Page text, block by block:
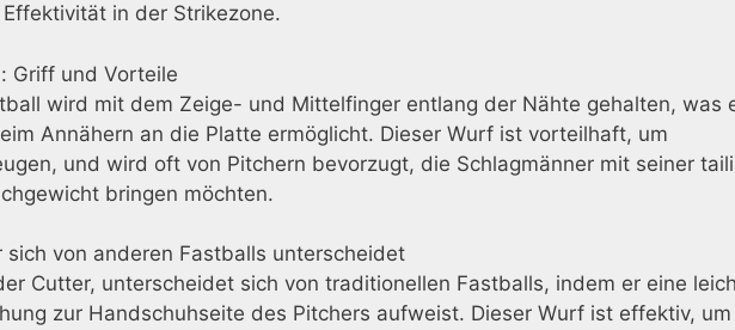
in der Strikezone.
Griff und Vorteile
wird mit dem Zeige- und Mittelfinger entlang der Nähte gehalten, was
Annähern an die Platte ermöglicht. Dieser Wurf ist vorteilhaft, um
und wird oft von Pitchern bevorzugt, die Schlagmänner mit seiner
bringen möchten.
sich von anderen Fastballs unterscheidet
Cutter, unterscheidet sich von traditionellen Fastballs, indem er eine
zur Handschuhseite des Pitchers aufweist. Dieser Wurf ist effektiv, um